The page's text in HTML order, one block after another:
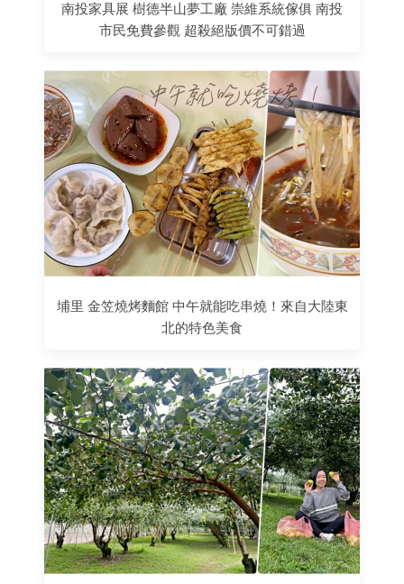
南投家具展 樹德半山夢工廠 崇維系統傢俱 南投
市民免費參觀 超殺絕版價不可錯過
埔里 金笠燒烤麵館 中午就能吃串燒！來自大陸東
北的特色美食